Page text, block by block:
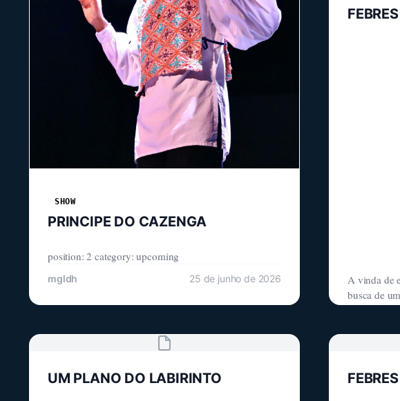
SHOW
PRINCIPE DO CAZENGA
position: 2 category: upcoming
mgldh 25 de junho de 2026
A vinda de
busca de
alimentado
mgldh
UM PLANO DO LABIRINTO